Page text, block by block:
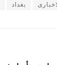
بغداد